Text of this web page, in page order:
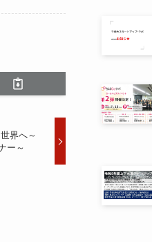
界へ～
ー～